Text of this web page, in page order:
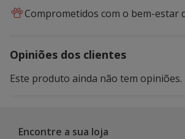
Comprometidos com o bem-estar
Opiniões dos clientes
Este produto ainda não tem opiniões.
Encontre a sua loja